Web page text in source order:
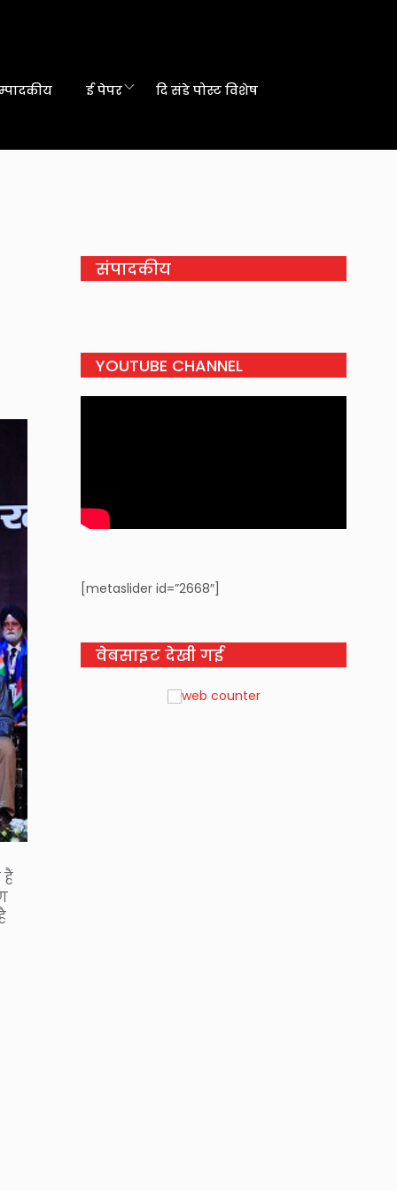
ई पेपर दि संडे पोस्ट विशेष
हैं
संपादकीय
YOUTUBE CHANNEL
[metaslider id=”2668″]
वेबसाइट देखी गई